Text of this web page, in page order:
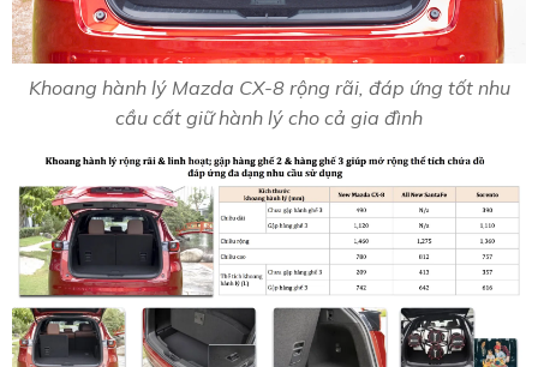
Khoang hành lý Mazda CX-8 rộng rãi, đáp ứng tốt nhu
cầu cất giữ hành lý cho cả gia đình